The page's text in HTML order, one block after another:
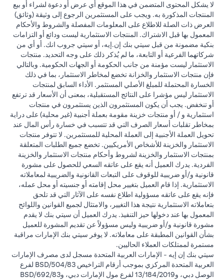
لا يشكل المحتوى المتضمن في هذا الموقع أي عرض أو دعوة لشراء أو بيع
المنتجات المذكورة به. ويجب على المستثمرين الرجوع إلى وثيقة (وثائق)
العرض ذات الصلة للاطلاع على المعلومات المفصلة والشروط والأحكام
المعمول بها قبل الاشتراك. المنتجات الاستثمارية ليست ودائع أو التزامات
بنكية مضمونة من قبل سيتي بنك إن.إيه، أو سيتي جروب انك. أو أي من
شركاتهما الفرعية أو التابعة، ما لم يُذكر ذلك على وجه التحديد. منتجات
الاستثمار ليست مؤمنة من جانب الحكومة أو الجهات الحكومية. وبالتالي
فإن منتجات الاستثمار والخزانة تخضع لمخاطر الاستثمار، بما في ذلك
الخسارة المحتملة للمبلغ الأصلي المستثمر. الأداء السابق لمنتجات
الاستثمار ليس مؤشرا على النتائج المستقبلية، بمعنى أن الأسعار قد ترتفع
أو تنخفض. يجب أن يكون المستثمرون الذين يستثمرون في منتجات
استثمارية و / أو منتجات خزينة مقومة بعملة أجنبية (غير محلية) على دراية
بمخاطر تقلبات أسعار الصرف التي قد تتسبب في خسارة رأس المال عند
تحويل العملة الأجنبية إلى العملة المحلية للمستثمرين. لا تتوفر منتجات
الاستثمار والخزينة للأشخاص الأمريكيين. تخضع جميع الطلبات المتعلقة
بمنتجات الاستثمار والخزينة لشروط وأحكام منتجات الاستثمار والخزينة
الفردية. يدرك العميل أنه يقع على عاتقه السعي للحصول على مشورة
قانونية و/أو ضريبية للوقوف على التبعات القانونية والضريبية لمعاملاته
الاستثمارية. إذا قام العميل بتغيير محل إقامته أو جنسيته أو محل عمله،
فإنه يقع على عاتقه مسؤولية اطلاع نفسه على الآثار التي قد تلحق
بتعاملاته الاستثمارية نتيجة هذا التغيير، والامتثال لجميع القوانين واللوائح
المعمول بها عند دخولها حيز التنفيذ. يدرك العميل أن سيتي بنك لا يقدم
مشورة قانونية و/أو ضريبية وليس مسؤولاً عن تقديم المشورة للعميل
بشأن القوانين المطبقة على معاملاته. لا يوفر سيتي بنك الإمارات مراقبة
مستمرة لممتلكات العملاء الحاليين.
سيتي بنك إن إيه - الإمارات العربية المتحدة مسجل لدى مصرف الإمارات
العربية المتحدة المركزي بموجب أرقام التراخيص BSD/504/83 لفرع
الوصل دبي، و13/184/2019 لفرع مول الإمارات دبي، وBSD/692/83